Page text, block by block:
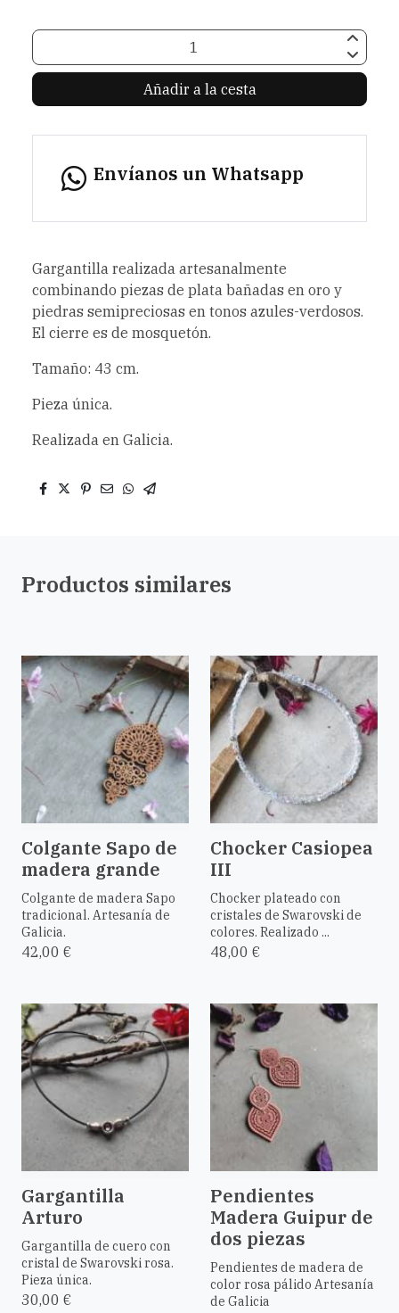
Añadir a la cesta
Envíanos un Whatsapp
Gargantilla realizada artesanalmente
combinando piezas de plata bañadas en oro y
piedras semipreciosas en tonos azules-verdosos.
El cierre es de mosquetón.
Tamaño: 43 cm.
Pieza única.
Realizada en Galicia.
Productos similares
Colgante Sapo de
madera grande
Colgante de madera Sapo
tradicional. Artesanía de
Galicia.
42,00 €
Chocker Casiopea
III
Chocker plateado con
cristales de Swarovski de
colores. Realizado ...
48,00 €
Gargantilla
Arturo
Gargantilla de cuero con
cristal de Swarovski rosa.
Pieza única.
30,00 €
Pendientes
Madera Guipur de
dos piezas
Pendientes de madera de
color rosa pálido Artesanía
de Galicia